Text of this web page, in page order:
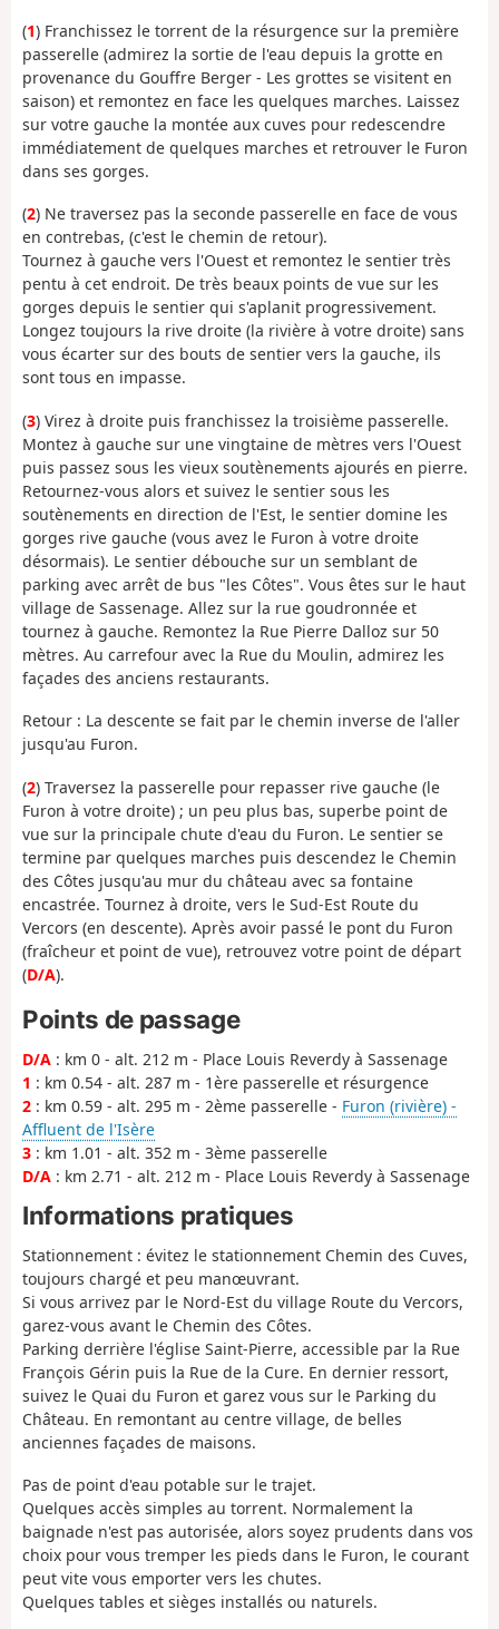
(1) Franchissez le torrent de la résurgence sur la première
passerelle (admirez la sortie de l'eau depuis la grotte en
provenance du Gouffre Berger - Les grottes se visitent en
saison) et remontez en face les quelques marches. Laissez
sur votre gauche la montée aux cuves pour redescendre
immédiatement de quelques marches et retrouver le Furon
dans ses gorges.
(2) Ne traversez pas la seconde passerelle en face de vous
en contrebas, (c'est le chemin de retour).
Tournez à gauche vers l'Ouest et remontez le sentier très
pentu à cet endroit. De très beaux points de vue sur les
gorges depuis le sentier qui s'aplanit progressivement.
Longez toujours la rive droite (la rivière à votre droite) sans
vous écarter sur des bouts de sentier vers la gauche, ils
sont tous en impasse.
(3) Virez à droite puis franchissez la troisième passerelle.
Montez à gauche sur une vingtaine de mètres vers l'Ouest
puis passez sous les vieux soutènements ajourés en pierre.
Retournez-vous alors et suivez le sentier sous les
soutènements en direction de l'Est, le sentier domine les
gorges rive gauche (vous avez le Furon à votre droite
désormais). Le sentier débouche sur un semblant de
parking avec arrêt de bus "les Côtes". Vous êtes sur le haut
village de Sassenage. Allez sur la rue goudronnée et
tournez à gauche. Remontez la Rue Pierre Dalloz sur 50
mètres. Au carrefour avec la Rue du Moulin, admirez les
façades des anciens restaurants.
Retour : La descente se fait par le chemin inverse de l'aller
jusqu'au Furon.
(2) Traversez la passerelle pour repasser rive gauche (le
Furon à votre droite) ; un peu plus bas, superbe point de
vue sur la principale chute d'eau du Furon. Le sentier se
termine par quelques marches puis descendez le Chemin
des Côtes jusqu'au mur du château avec sa fontaine
encastrée. Tournez à droite, vers le Sud-Est Route du
Vercors (en descente). Après avoir passé le pont du Furon
(fraîcheur et point de vue), retrouvez votre point de départ
(D/A).
Points de passage
D/A : km 0 - alt. 212 m - Place Louis Reverdy à Sassenage
1 : km 0.54 - alt. 287 m - 1ère passerelle et résurgence
2 : km 0.59 - alt. 295 m - 2ème passerelle - Furon (rivière) -
Affluent de l'Isère
3 : km 1.01 - alt. 352 m - 3ème passerelle
D/A : km 2.71 - alt. 212 m - Place Louis Reverdy à Sassenage
Informations pratiques
Stationnement : évitez le stationnement Chemin des Cuves,
toujours chargé et peu manœuvrant.
Si vous arrivez par le Nord-Est du village Route du Vercors,
garez-vous avant le Chemin des Côtes.
Parking derrière l'église Saint-Pierre, accessible par la Rue
François Gérin puis la Rue de la Cure. En dernier ressort,
suivez le Quai du Furon et garez vous sur le Parking du
Château. En remontant au centre village, de belles
anciennes façades de maisons.
Pas de point d'eau potable sur le trajet.
Quelques accès simples au torrent. Normalement la
baignade n'est pas autorisée, alors soyez prudents dans vos
choix pour vous tremper les pieds dans le Furon, le courant
peut vite vous emporter vers les chutes.
Quelques tables et sièges installés ou naturels.